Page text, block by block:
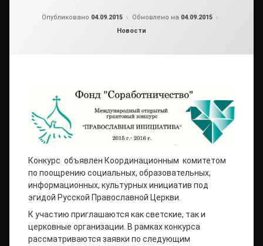
Опубликовано 04.09.2015 Обновлено на 04.09.2015
Рубрики:
Новости
Конкурс объявлен Координационным комитетом
по поощрению социальных, образовательных,
информационных, культурных инициатив под
эгидой Русской Православной Церкви.
К участию приглашаются как светские, так и
церковные организации. В рамках конкурса
рассматриваются заявки по следующим